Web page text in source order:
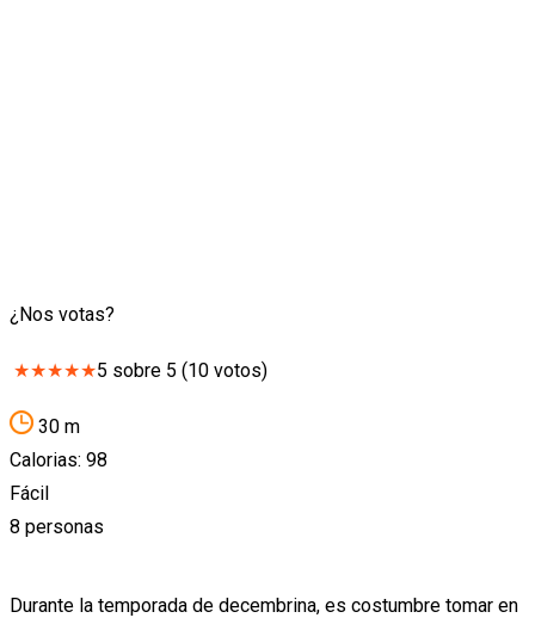
¿Nos votas?
★★★★★5 sobre 5 (10 votos)
30 m
Calorias: 98
Fácil
8 personas
Durante la temporada de decembrina, es costumbre tomar en